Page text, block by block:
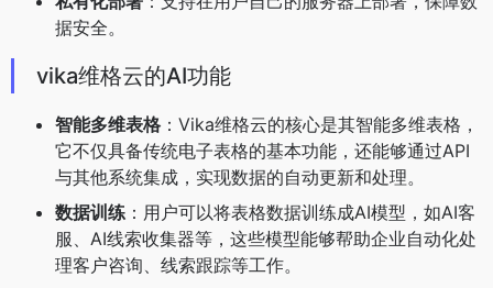
据安全。
vika维格云的AI功能
智能多维表格 ：Vika维格云的核心是其智能多维表格，
它不仅具备传统电子表格的基本功能，还能够通过API
与其他系统集成，实现数据的自动更新和处理。
数据训练 ：用户可以将表格数据训练成AI模型，如AI客
服、AI线索收集器等，这些模型能够帮助企业自动化处
理客户咨询、线索跟踪等工作。